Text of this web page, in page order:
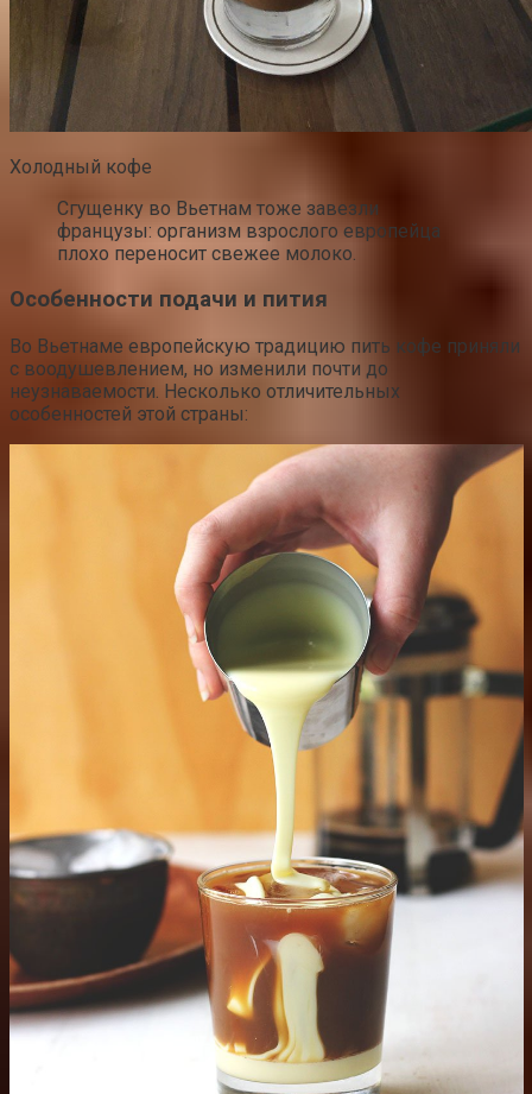
Холодный кофе
Сгущенку во Вьетнам тоже завезли
французы: организм взрослого европейца
плохо переносит свежее молоко.
Особенности подачи и пития
Во Вьетнаме европейскую традицию пить кофе приняли
с воодушевлением, но изменили почти до
неузнаваемости. Несколько отличительных
особенностей этой страны: